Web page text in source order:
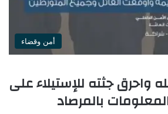
أمن وقضاء
واحرق جثته للإستيلاء على
بالمرصاد